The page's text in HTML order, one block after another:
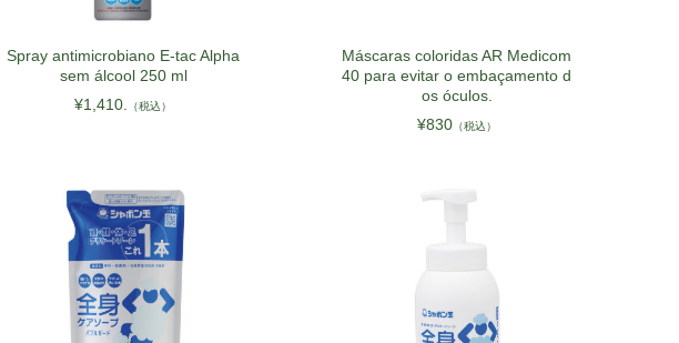
Spray antimicrobiano E-tac Alpha
sem álcool 250 ml
¥1,410.
（税込）
Máscaras coloridas AR Medicom
40 para evitar o embaçamento d
os óculos.
¥830（税込）